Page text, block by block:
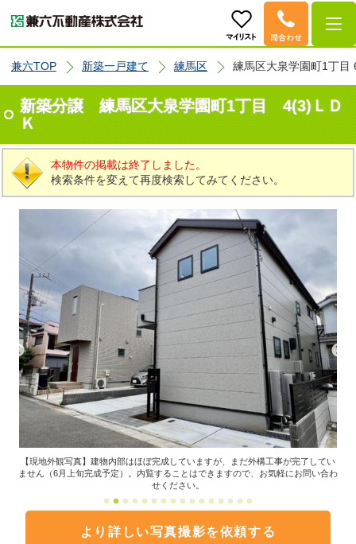
兼六TOP 新築一戸建て 練馬区 練馬区大泉学園町1丁目
新築分譲 練馬区大泉学園町1丁目 4(3)ＬＤ
Ｋ
本物件の掲載は終了しました。
検索条件を変えて再度検索してみてください。
【現地外観写真】建物内部はほぼ完成していますが、まだ外構工事が完了してい
ません（6月上旬完成予定）。内覧することはできますので、お気軽にお問い合わ
せください。
より詳しい写真撮影を依頼する